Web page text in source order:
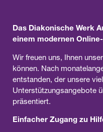
Das Diakonische Werk
einem modernen
Wir freuen uns, Ihnen
können. Nach
entstanden, der unsere
Unterstützungsangebote
präsentiert.
Einfacher Zugang zu